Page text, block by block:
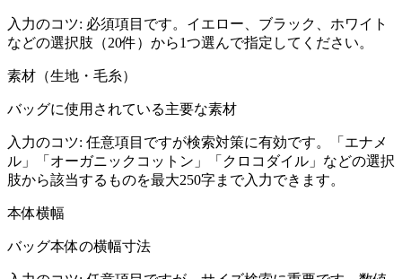
入力のコツ: 必須項目です。イエロー、ブラック、ホワイト
などの選択肢（20件）から1つ選んで指定してください。
素材（生地・毛糸）
バッグに使用されている主要な素材
入力のコツ: 任意項目ですが検索対策に有効です。「エナメ
ル」「オーガニックコットン」「クロコダイル」などの選択
肢から該当するものを最大250字まで入力できます。
本体横幅
バッグ本体の横幅寸法